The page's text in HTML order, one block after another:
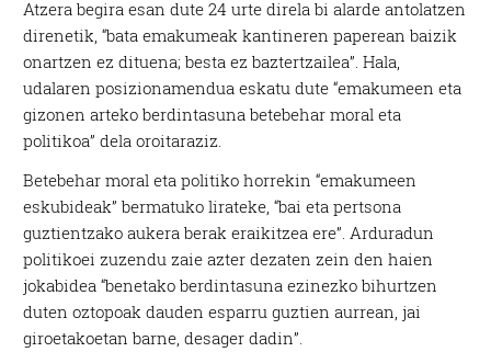
Atzera begira esan dute 24 urte direla bi alarde antolatzen
direnetik, “bata emakumeak kantineren paperean baizik
onartzen ez dituena; besta ez baztertzailea”. Hala,
udalaren posizionamendua eskatu dute “emakumeen eta
gizonen arteko berdintasuna betebehar moral eta
politikoa” dela oroitaraziz.
Betebehar moral eta politiko horrekin “emakumeen
eskubideak” bermatuko lirateke, “bai eta pertsona
guztientzako aukera berak eraikitzea ere”. Arduradun
politikoei zuzendu zaie azter dezaten zein den haien
jokabidea “benetako berdintasuna ezinezko bihurtzen
duten oztopoak dauden esparru guztien aurrean, jai
giroetakoetan barne, desager dadin”.